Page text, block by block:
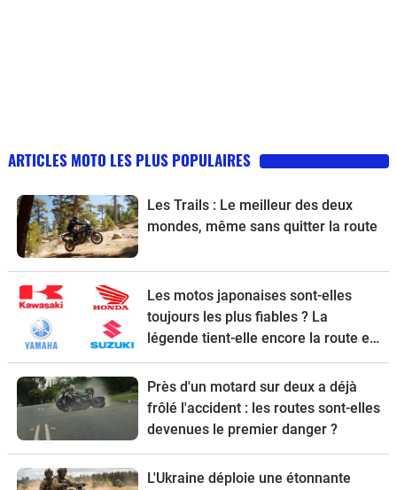
ARTICLES MOTO LES PLUS POPULAIRES
Les Trails : Le meilleur des deux
mondes, même sans quitter la route
Les motos japonaises sont-elles
toujours les plus fiables ? La
légende tient-elle encore la route en
2026 ?
Près d'un motard sur deux a déjà
frôlé l'accident : les routes sont-elles
devenues le premier danger ?
L'Ukraine déploie une étonnante